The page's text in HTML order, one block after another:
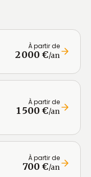
À partir de
2 000 €/an
À partir de
1 500 €/an
À partir de
700 €/an